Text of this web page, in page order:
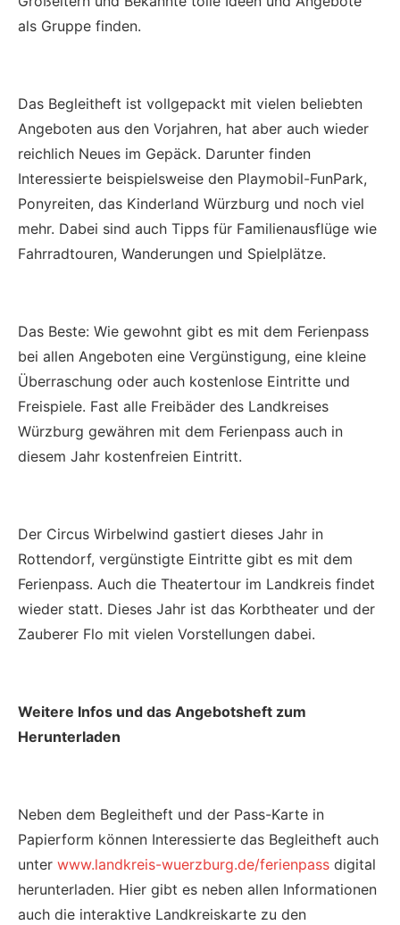
als Gruppe finden.
Das Begleitheft ist vollgepackt mit vielen beliebten
Angeboten aus den Vorjahren, hat aber auch wieder
reichlich Neues im Gepäck. Darunter finden
Interessierte beispielsweise den Playmobil-FunPark,
Ponyreiten, das Kinderland Würzburg und noch viel
mehr. Dabei sind auch Tipps für Familienausflüge wie
Fahrradtouren, Wanderungen und Spielplätze.
Das Beste: Wie gewohnt gibt es mit dem Ferienpass
bei allen Angeboten eine Vergünstigung, eine kleine
Überraschung oder auch kostenlose Eintritte und
Freispiele. Fast alle Freibäder des Landkreises
Würzburg gewähren mit dem Ferienpass auch in
diesem Jahr kostenfreien Eintritt.
Der Circus Wirbelwind gastiert dieses Jahr in
Rottendorf, vergünstigte Eintritte gibt es mit dem
Ferienpass. Auch die Theatertour im Landkreis findet
wieder statt. Dieses Jahr ist das Korbtheater und der
Zauberer Flo mit vielen Vorstellungen dabei.
Weitere Infos und das Angebotsheft zum
Herunterladen
Neben dem Begleitheft und der Pass-Karte in
Papierform können Interessierte das Begleitheft auch
unter www.landkreis-wuerzburg.de/ferienpass digital
herunterladen. Hier gibt es neben allen Informationen
auch die interaktive Landkreiskarte zu den